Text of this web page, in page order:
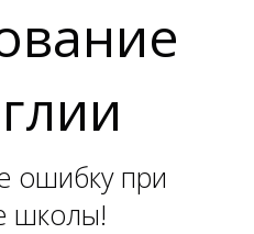
ошибку при
школы!